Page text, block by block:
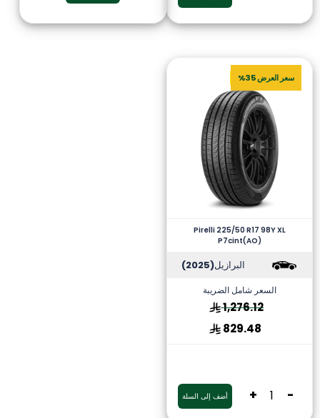
سعر العرض 35%
Pirelli 225/50 R17 98Y XL
P7cint(AO)
البرازيل(2025)
السعر شامل الضريبة
1,276.12
829.48
-
+ أضف إلى السلة